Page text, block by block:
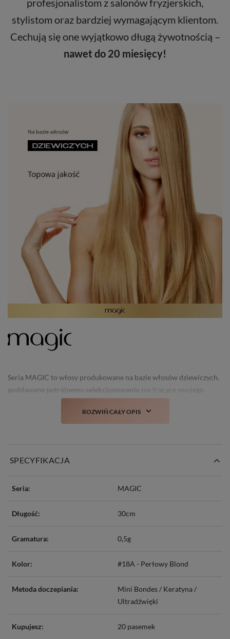
stylistom oraz bardziej wymagającym klientom.
Cechują się one wyjątkowo długą żywotnością –
nawet do 20 miesięcy!
Seria MAGIC to włosy produkowane na bazie włosów dziewiczych,
poddawane potrójnemu selekcjonowaniu nie tracące swojego
świeżego wyglądu i struktury nawet po kilku myciach.
Prawdziwa nowość itotalny TOP włosów doczepianych w Polsce!
ROZWIŃ CAŁY OPIS
SPECYFIKACJA
Seria: MAGIC
Długość: 30cm
Gramatura: 0,5g
Kolor: #18A - Perłowy Blond
Metoda doczepiania:
Mini Bondes / Keratyna /
Ultradźwięki
Kupujesz: 20 pasemek